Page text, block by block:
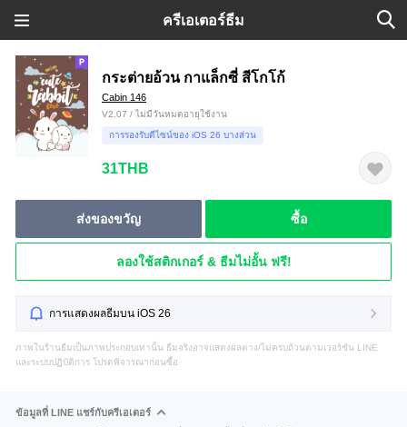
ครีเอเตอร์ธีม
กระต่ายอ้วน กาแล็กซี่ สีโกโก้
Cabin 146
V2.07 / ไม่มีวันหมดอายุใช้งาน
การรองรับดีไซน์ของ iOS 26 บางส่วน
31THB
ส่งของขวัญ ซื้อ
ลองใช้สติกเกอร์ & ธีมไม่อั้น ฟรี!
การแสดงผลธีมบน iOS 26
ภาพในร้านธีมเป็นภาพประกอบเท่านั้น ธีมจริงอาจแสดงผลต่าง/ไม่ครบถ้วนตามเวอร์ชัน LINE
และระบบปฏิบัติการ โปรดพิจารณาก่อนซื้อ
ข้อมูลที่ LINE แชร์กับครีเอเตอร์